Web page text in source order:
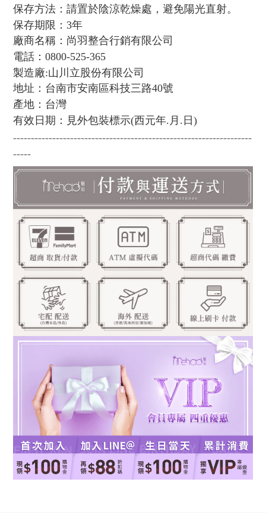
保存方法：請置於陰涼乾燥處，避免陽光直射。
保存期限：3年
廠商名稱：尚羽整合行銷有限公司
電話：0800-525-365
製造廠:山川立股份有限公司
地址：台南市安南區科技三路40號
產地：台灣
有效日期：見外包裝標示(西元年.月.日)
-------------------------------------------------------------------
-----